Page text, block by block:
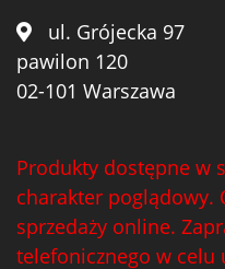
ul. Grójecka 97
pawilon 120
02-101 Warszawa
Produkty dostępne w
charakter poglądowy.
sprzedaży online.
telefonicznego w celu